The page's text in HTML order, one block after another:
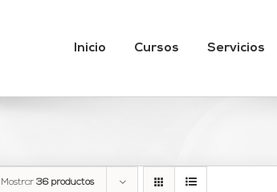
Inicio Cursos Servicios
Mostrar 36 productos